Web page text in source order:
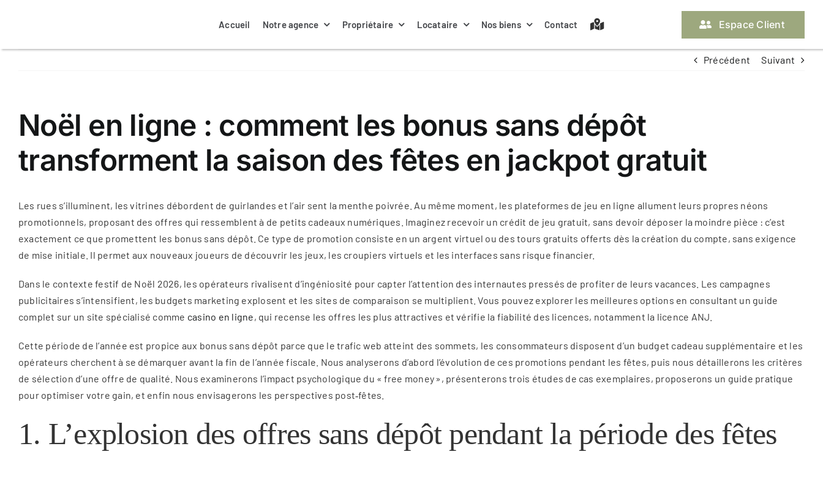
Accueil Notre agence Propriétaire Locataire Nos biens Contact Espace Client
Précédent Suivant
Noël en ligne : comment les bonus sans dépôt
transforment la saison des fêtes en jackpot gratuit
Les rues s’illuminent, les vitrines débordent de guirlandes et l’air sent la menthe poivrée. Au même moment, les plateformes de jeu en ligne allument leurs propres néons
promotionnels, proposant des offres qui ressemblent à de petits cadeaux numériques. Imaginez recevoir un crédit de jeu gratuit, sans devoir déposer la moindre pièce : c’est
exactement ce que promettent les bonus sans dépôt. Ce type de promotion consiste en un argent virtuel ou des tours gratuits offerts dès la création du compte, sans exigence
de mise initiale. Il permet aux nouveaux joueurs de découvrir les jeux, les croupiers virtuels et les interfaces sans risque financier.
Dans le contexte festif de Noël 2026, les opérateurs rivalisent d’ingéniosité pour capter l’attention des internautes pressés de profiter de leurs vacances. Les campagnes
publicitaires s’intensifient, les budgets marketing explosent et les sites de comparaison se multiplient. Vous pouvez explorer les meilleures options en consultant un guide
complet sur un site spécialisé comme casino en ligne, qui recense les offres les plus attractives et vérifie la fiabilité des licences, notamment la licence ANJ.
Cette période de l’année est propice aux bonus sans dépôt parce que le trafic web atteint des sommets, les consommateurs disposent d’un budget cadeau supplémentaire et les
opérateurs cherchent à se démarquer avant la fin de l’année fiscale. Nous analyserons d’abord l’évolution de ces promotions pendant les fêtes, puis nous détaillerons les critères
de sélection d’une offre de qualité. Nous examinerons l’impact psychologique du « free money », présenterons trois études de cas exemplaires, proposerons un guide pratique
pour optimiser votre gain, et enfin nous envisagerons les perspectives post‑fêtes.
1. L’explosion des offres sans dépôt pendant la période des fêtes